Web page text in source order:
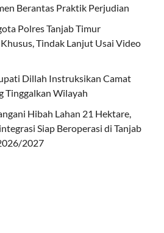
Berantas Praktik Perjudian
Polres Tanjab Timur
Tindak Lanjut Usai Video
Dillah Instruksikan Camat
Tinggalkan Wilayah
Hibah Lahan 21 Hektare,
Siap Beroperasi di Tanjab
2027